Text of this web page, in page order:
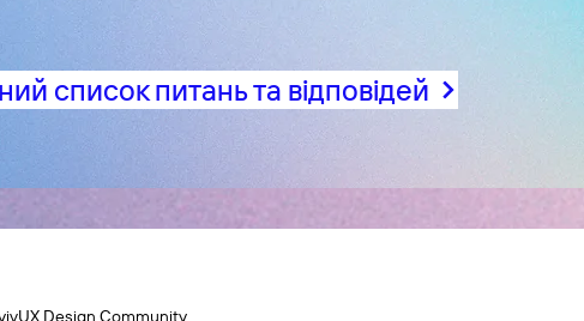
список питань та відповідей
Design Community